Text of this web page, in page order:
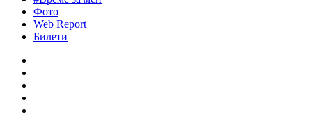
Фото
Web Report
Билети